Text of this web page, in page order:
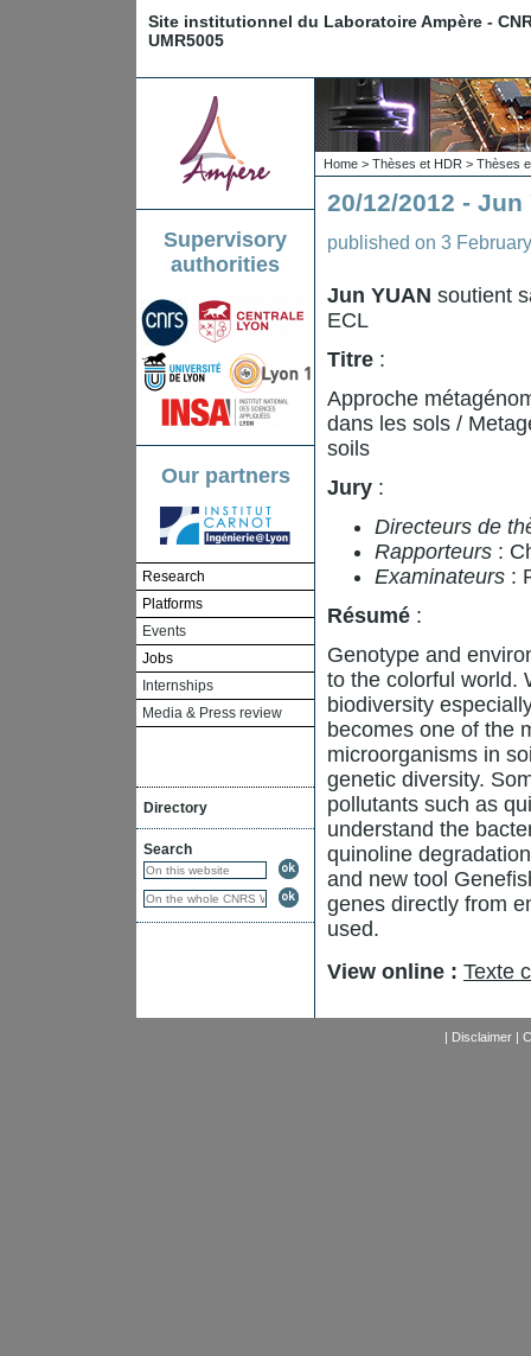
Site institutionnel du Laboratoire Ampère -
UMR5005
Supervisory
authorities
Our partners
Research
Platforms
Events
Jobs
Internships
Media & Press review
Directory
Search
Home > Thèses et HDR > Thèses
20/12/2012 - Jun
published on 3
Jun YUAN soutient
ECL
Titre :
Approche
dans les sols /
soils
Jury :
Directeurs de
Rapporteurs :
Examinateurs :
Résumé :
Genotype and
to the colorful world.
biodiversity
becomes one of the
microorganisms in
genetic diversity.
pollutants such as
understand the
quinoline
and new tool
genes directly from
used.
View online : Texte
| Disclaimer|